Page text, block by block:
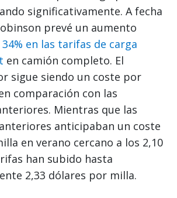
significativamente. A fecha
prevé un aumento
34% en las tarifas de carga
en camión completo. El
sigue siendo un coste por
comparación con las
Mientras que las
anticipaban un coste
en verano cercano a los 2,10
han subido hasta
2,33 dólares por milla.